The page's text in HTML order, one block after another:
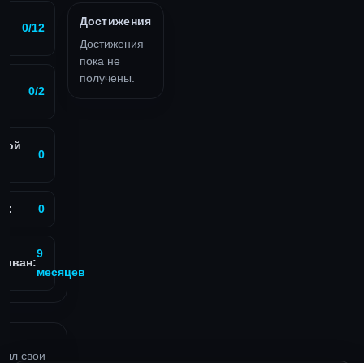
0/12
0/2
0
0
9
месяцев
свои
Достижения
Достижения
пока не
получены.